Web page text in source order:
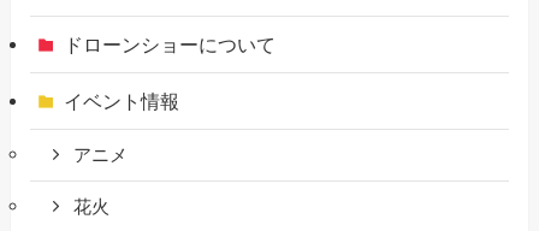
ドローンショーについて
イベント情報
アニメ
花火